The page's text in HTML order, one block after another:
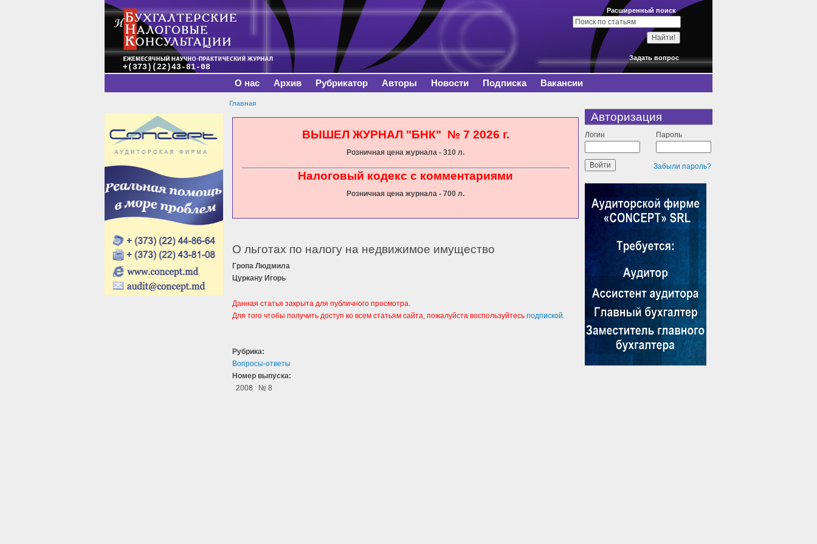
содержанию
+(373)(22)43-81-08
Расширенный поиск
Задать вопрос
Главное меню
О нас Архив Рубрикатор Авторы Новости Подписка Вакансии
Вы здесь
Главная
ВЫШЕЛ ЖУРНАЛ "БНК" № 7 2026 г.
Розничная цена журнала - 310 л.
Налоговый кодекс с комментариями
Розничная цена журнала - 700 л.
О льготах по налогу на недвижимое имущество
Гропа Людмила
Цуркану Игорь
Данная статья закрыта для публичного просмотра.
Для того чтобы получить доступ ко всем статьям сайта, пожалуйста воспользуйтесь подпиской.
Рубрика:
Вопросы-ответы
Номер выпуска:
2008
№ 8
Авторизация
Логин Пароль
Забыли пароль?